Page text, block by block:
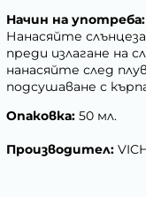
Начин на употреба:
Нанасяйте
преди излагане на
нанасяйте след
подсушаване с
Опаковка: 50 мл.
Производител: